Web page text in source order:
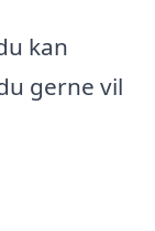
kan
gerne vil